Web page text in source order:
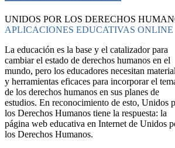
UNIDOS POR LOS DERECHOS
APLICACIONES EDUCATIVAS ONLINE
La educación es la base y el catalizador para
cambiar el estado de derechos humanos en el
mundo, pero los educadores necesitan
y herramientas eficaces para incorporar el
de los derechos humanos en sus planes de
estudios. En reconocimiento de esto, Unidos
los Derechos Humanos tiene la respuesta: la
página web educativa en Internet de Unidos
los Derechos Humanos.